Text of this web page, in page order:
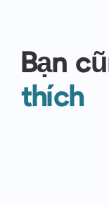
Bạn
thích